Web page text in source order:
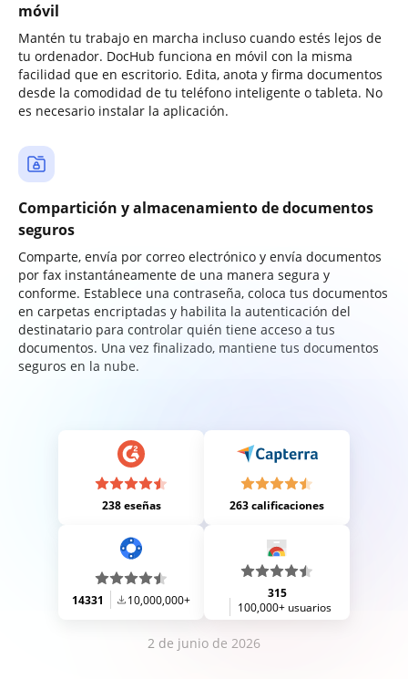
móvil
Mantén tu trabajo en marcha incluso cuando estés lejos de
tu ordenador. DocHub funciona en móvil con la misma
facilidad que en escritorio. Edita, anota y firma documentos
desde la comodidad de tu teléfono inteligente o tableta. No
es necesario instalar la aplicación.
Compartición y almacenamiento de documentos
seguros
Comparte, envía por correo electrónico y envía documentos
por fax instantáneamente de una manera segura y
conforme. Establece una contraseña, coloca tus documentos
en carpetas encriptadas y habilita la autenticación del
destinatario para controlar quién tiene acceso a tus
documentos. Una vez finalizado, mantiene tus documentos
seguros en la nube.
238 eseñas 263 calificaciones
14331 10,000,000+
315
100,000+ usuarios
2 de junio de 2026